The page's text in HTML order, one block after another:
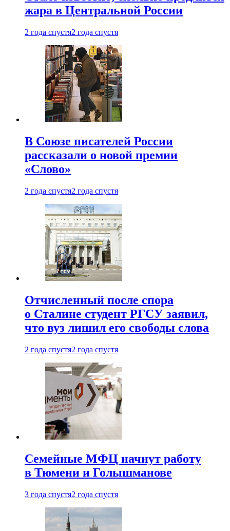
жара в Центральной России
2 года спустя2 года спустя
В Союзе писателей России
рассказали о новой премии
«Слово»
2 года спустя2 года спустя
Отчисленный после спора
о Сталине студент РГСУ заявил,
что вуз лишил его свободы слова
2 года спустя2 года спустя
Семейные МФЦ начнут работу
в Тюмени и Голышманове
3 года спустя2 года спустя